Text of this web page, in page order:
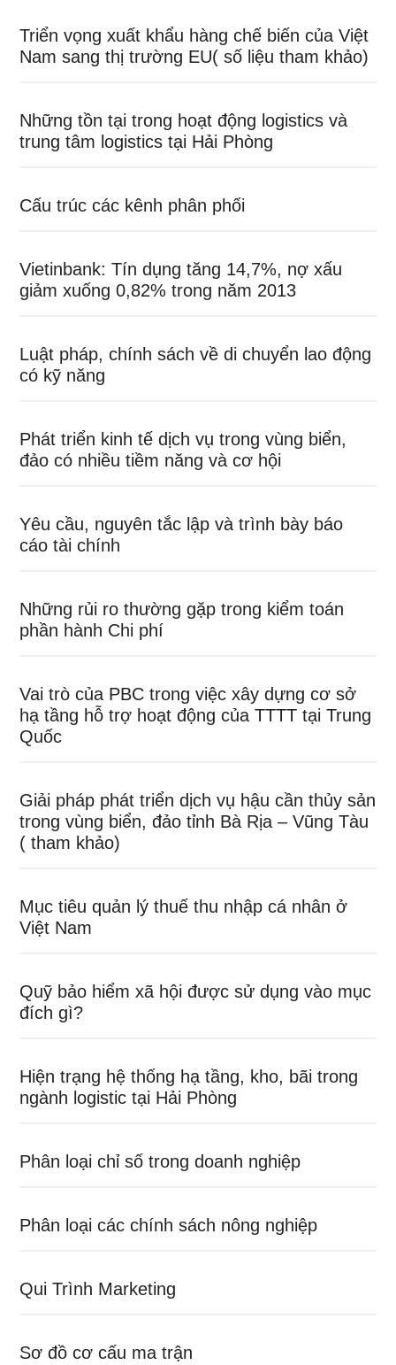
Triển vọng xuất khẩu hàng chế biến của Việt
Nam sang thị trường EU( số liệu tham khảo)
Những tồn tại trong hoạt động logistics và
trung tâm logistics tại Hải Phòng
Cấu trúc các kênh phân phối
Vietinbank: Tín dụng tăng 14,7%, nợ xấu
giảm xuống 0,82% trong năm 2013
Luật pháp, chính sách về di chuyển lao động
có kỹ năng
Phát triển kinh tế dịch vụ trong vùng biển,
đảo có nhiều tiềm năng và cơ hội
Yêu cầu, nguyên tắc lập và trình bày báo
cáo tài chính
Những rủi ro thường gặp trong kiểm toán
phần hành Chi phí
Vai trò của PBC trong việc xây dựng cơ sở
hạ tầng hỗ trợ hoạt động của TTTT tại Trung
Quốc
Giải pháp phát triển dịch vụ hậu cần thủy sản
trong vùng biển, đảo tỉnh Bà Rịa – Vũng Tàu
( tham khảo)
Mục tiêu quản lý thuế thu nhập cá nhân ở
Việt Nam
Quỹ bảo hiểm xã hội được sử dụng vào mục
đích gì?
Hiện trạng hệ thống hạ tầng, kho, bãi trong
ngành logistic tại Hải Phòng
Phân loại chỉ số trong doanh nghiệp
Phân loại các chính sách nông nghiệp
Qui Trình Marketing
Sơ đồ cơ cấu ma trận